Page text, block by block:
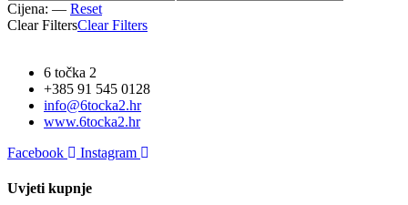
Cijena: — Reset
Clear FiltersClear Filters
6 točka 2
+385 91 545 0128
info@6tocka2.hr
www.6tocka2.hr
Facebook
Instagram
Uvjeti kupnje